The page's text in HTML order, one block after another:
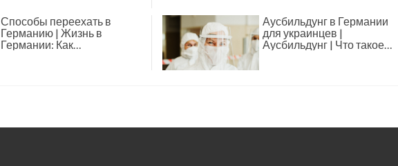
Способы переехать в
Германию | Жизнь в
Германии: Как
Аусбильдунг в Германии
для украинцев |
Аусбильдунг | Что такое